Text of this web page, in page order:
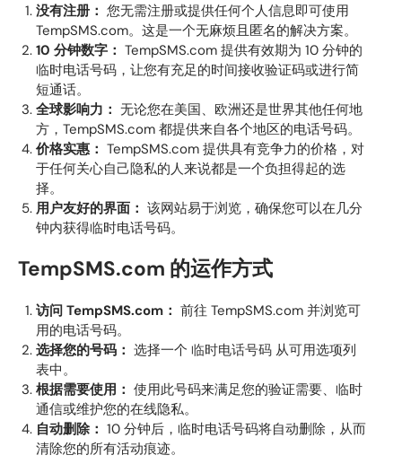
没有注册： 您无需注册或提供任何个人信息即可使用
TempSMS.com。这是一个无麻烦且匿名的解决方案。
10 分钟数字： TempSMS.com 提供有效期为 10 分钟的
临时电话号码，让您有充足的时间接收验证码或进行简
短通话。
全球影响力： 无论您在美国、欧洲还是世界其他任何地
方，TempSMS.com 都提供来自各个地区的电话号码。
价格实惠： TempSMS.com 提供具有竞争力的价格，对
于任何关心自己隐私的人来说都是一个负担得起的选
择。
用户友好的界面： 该网站易于浏览，确保您可以在几分
钟内获得临时电话号码。
TempSMS.com 的运作方式
访问 TempSMS.com： 前往 TempSMS.com 并浏览可
用的电话号码。
选择您的号码： 选择一个 临时电话号码 从可用选项列
表中。
根据需要使用： 使用此号码来满足您的验证需要、临时
通信或维护您的在线隐私。
自动删除： 10 分钟后，临时电话号码将自动删除，从而
清除您的所有活动痕迹。